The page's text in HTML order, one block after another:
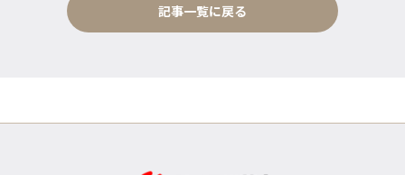
記事一覧に戻る